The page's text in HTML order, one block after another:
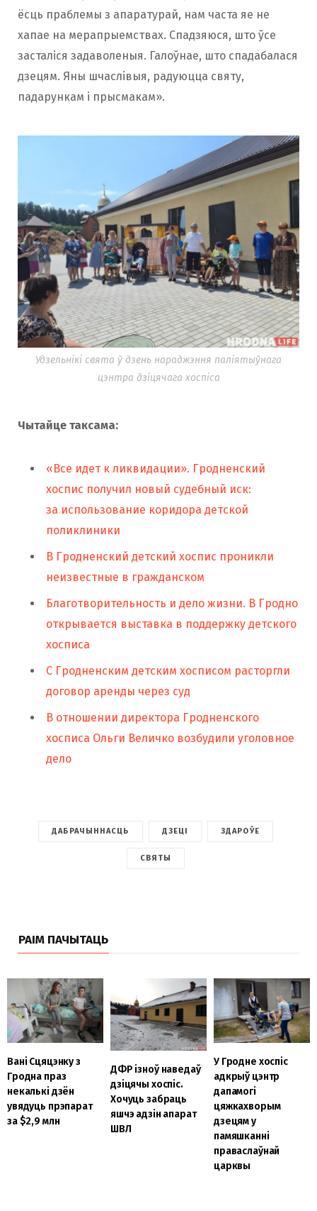
ёсць праблемы з апаратурай, нам часта яе не
хапае на мерапрыемствах. Спадзяюся, што ўсе
засталіся задаволеныя. Галоўнае, што спадабалася
дзецям. Яны шчаслівыя, радуюцца святу,
падарункам і прысмакам».
Удзельнікі свята ў дзень нараджэння паліятыўнага
цэнтра дзіцячага хоспіса
Чытайце таксама:
«Все идет к ликвидации». Гродненский
хоспис получил новый судебный иск:
за использование коридора детской
поликлиники
В Гродненский детский хоспис проникли
неизвестные в гражданском
Благотворительность и дело жизни. В Гродно
открывается выставка в поддержку детского
хосписа
С Гродненским детским хосписом расторгли
договор аренды через суд
В отношении директора Гродненского
хосписа Ольги Величко возбудили уголовное
дело
ДАБРАЧЫННАСЦЬ ДЗЕЦІ ЗДАРОЎЕ
СВЯТЫ
РАІМ ПАЧЫТАЦЬ
Вані Сцяцэнку з
Гродна праз
некалькі дзён
увядуць прэпарат
за $2,9 млн
ДФР ізноў наведаў
дзіцячы хоспіс.
Хочуць забраць
яшчэ адзін апарат
ШВЛ
У Гродне хоспіс
адкрыў цэнтр
дапамогі
цяжкахворым
дзецям у
памяшканні
праваслаўнай
царквы